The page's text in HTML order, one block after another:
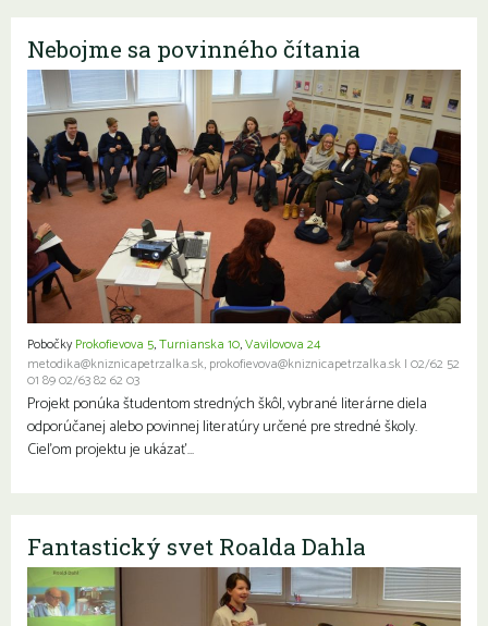
Nebojme sa povinného čítania
Pobočky Prokofievova 5,Turnianska 10,Vavilovova 24
metodika@kniznicapetrzalka.sk, prokofievova@kniznicapetrzalka.sk | 02/62 52
01 89 02/63 82 62 03
Projekt ponúka študentom stredných škôl, vybrané literárne diela
odporúčanej alebo povinnej literatúry určené pre stredné školy.
Cieľom projektu je ukázať…
Fantastický svet Roalda Dahla